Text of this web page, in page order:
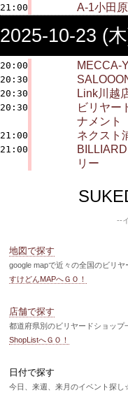
21:00 A-1小田
2025-10-23 (
20:00 MECCA-
20:30
20:30 Link川越
20:30
ビリヤー
ナメント
21:00 ネクスト
21:00
リー
--
地図で探す
google mapで近々の全国のビリ
すけどんMAPへＧＯ！
店舗で探す
都道府県別のビリヤードショッ
ShopListへＧＯ！
日付で探す
今日、来週、来月のイベント探